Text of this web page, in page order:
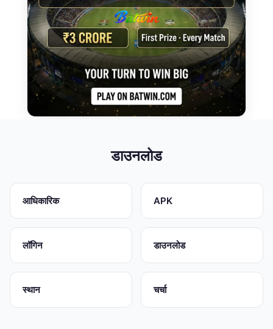
डाउनलोड
आधिकारिक APK
लॉगिन डाउनलोड
स्थान चर्चा